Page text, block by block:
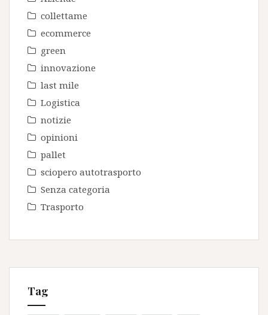
collettame
ecommerce
green
innovazione
last mile
Logistica
notizie
opinioni
pallet
sciopero autotrasporto
Senza categoria
Trasporto
Tag